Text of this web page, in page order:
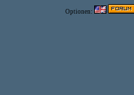
Optionen: